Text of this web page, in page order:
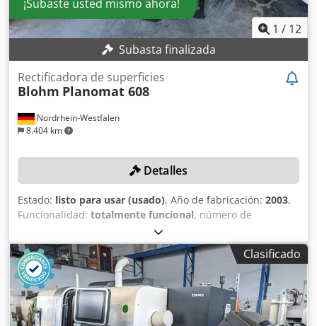
¡Subaste usted mismo ahora!
1 / 12
Subasta finalizada
Nordrhein-Westfalen
8.404 km
Rectificadora de superficies
Blohm Planomat 608
Detalles
Estado: listo para usar (usado), Año de fabricación: 2003,
Funcionalidad: totalmente funcional, número de
, longitud de rectificado:
ancho de lijado:600 mm, altura de rectificado:500 mm,
diámetro de disco rectificador:400 mm
, tipo de control:
Control NC
, DETALLES TÉCNICOS Control: NC Ergomatic
Longitud de rectificado: 800 mm Ancho de rectificado: 600
mm Altura de rectificado: 500 mm Diámetro de la muela:
400 mm Dwsdpfxsxl Sifj Alhsa EQUIPAMIENTO Placa de
Clasificado